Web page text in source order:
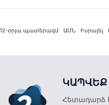
12-օրյա պատերազմ ԱՄՆ Իսրայել
ԿԱՊՎԵՔ
Հետադարձ